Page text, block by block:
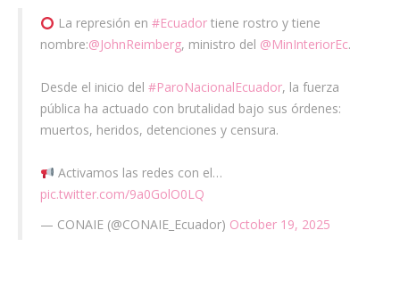
La represión en #Ecuadortiene rostro y tiene
nombre:@JohnReimberg, ministro del @MinInteriorEc.
Desde el inicio del #ParoNacionalEcuador, la fuerza
pública ha actuado con brutalidad bajo sus órdenes:
muertos, heridos, detenciones y censura.
Activamos las redes con el…
pic.twitter.com/9a0GolO0LQ
— CONAIE (@CONAIE_Ecuador) October 19, 2025